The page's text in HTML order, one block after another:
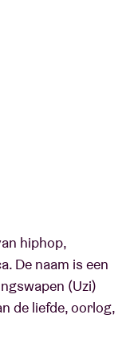
hiphop,
De naam is een
(Uzi)
de liefde, oorlog,